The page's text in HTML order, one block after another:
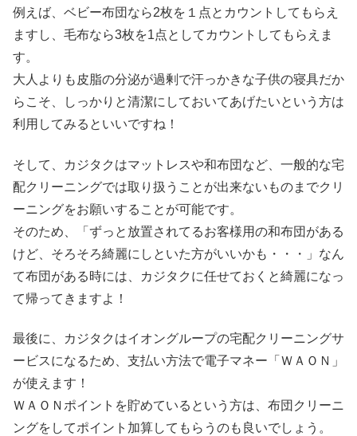
例えば、ベビー布団なら2枚を１点とカウントしてもらえ
ますし、毛布なら3枚を1点としてカウントしてもらえま
す。
大人よりも皮脂の分泌が過剰で汗っかきな子供の寝具だか
らこそ、しっかりと清潔にしておいてあげたいという方は
利用してみるといいですね！
そして、カジタクはマットレスや和布団など、一般的な宅
配クリーニングでは取り扱うことが出来ないものまでクリ
ーニングをお願いすることが可能です。
そのため、「ずっと放置されてるお客様用の和布団がある
けど、そろそろ綺麗にしといた方がいいかも・・・」なん
て布団がある時には、カジタクに任せておくと綺麗になっ
て帰ってきますよ！
最後に、カジタクはイオングループの宅配クリーニングサ
ービスになるため、支払い方法で電子マネー「ＷＡＯＮ」
が使えます！
ＷＡＯＮポイントを貯めているという方は、布団クリーニ
ングをしてポイント加算してもらうのも良いでしょう。